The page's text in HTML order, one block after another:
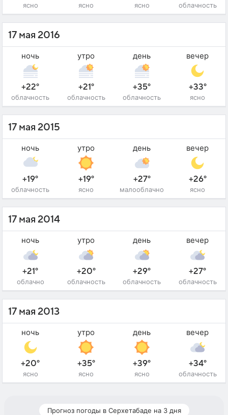
ясно ясно ясно облачность
17 мая 2016
ночь
+22°
облачность
утро
+21°
облачность
день
+35°
облачность
вечер
+33°
ясно
17 мая 2015
ночь
+19°
облачность
утро
+19°
ясно
день
+27°
малооблачно
вечер
+26°
ясно
17 мая 2014
ночь
+21°
облачно
утро
+20°
облачность
день
+29°
облачность
вечер
+27°
облачность
17 мая 2013
ночь
+20°
ясно
утро
+35°
ясно
день
+39°
ясно
вечер
+34°
облачность
Прогноз погоды в Серхетабаде на 3 дня